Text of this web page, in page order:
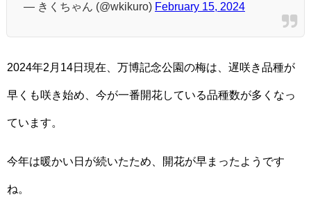
— きくちゃん (@wkikuro) February 15, 2024
2024年2月14日現在、万博記念公園の梅は、遅咲き品種が
早くも咲き始め、今が一番開花している品種数が多くなっ
ています。
今年は暖かい日が続いたため、開花が早まったようです
ね。